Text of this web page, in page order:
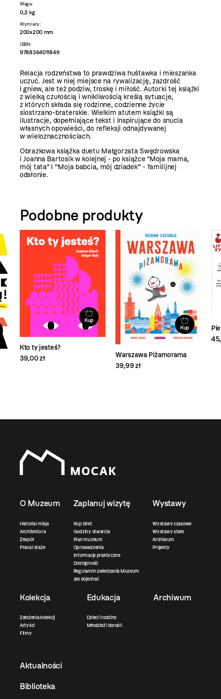
Waga:
0,3 kg
Wymiary:
200x200 mm
ISBN:
9788364011849
Relacja rodzeństwa to prawdziwa huśtawka i mieszanka
uczuć. Jest w niej miejsce na rywalizację, zazdrość
i gniew, ale też podziw, troskę i miłość. Autorki tej książki
z wielką czułością i wnikliwością kreślą sytuacje,
z których składa się rodzinne, codzienne życie
siostrzano-braterskie. Wielkim atutem książki są
ilustracje, dopełniające tekst i inspirujące do snucia
własnych opowieści, do refleksji odnajdywanej
w wieloznacznościach.
Obrazkowa książka duetu Małgorzata Swędrowska
i Joanna Bartosik w kolejnej - po książce "Moja mama,
mój tata" I “Moja babcia, mój dziadek” - familijnej
odsłonie.
Podobne produkty
Kup
Kto ty jesteś?
39,00 zł
Kup
Warszawa Piżamorama
39,99 zł
O Muzeum
Historia i misja
Architektura
Zespół
Praca i staże
Zaplanuj wizytę
Kup bilet
Godziny otwarcia
Plan muzeum
Oprowadzenia
Informacje praktyczne
Dostępność
Regulamin zwiedzania Muzeum
Jak dojechać
Wystawy
Wystawy czasowe
Wystawy stałe
Archiwum
Projekty
Kolekcja
Założenia kolekcji
Artyści
Filmy
Edukacja
Dzieci i rodziny
Młodzież i dorośli
Archiwum
Aktualności
Biblioteka